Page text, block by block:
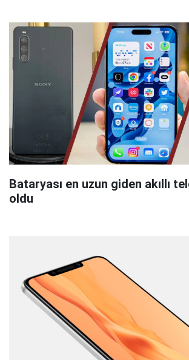
Bataryası en uzun giden akıllı
oldu